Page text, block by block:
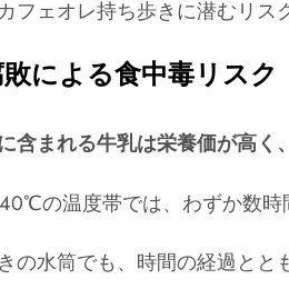
フェオレ持ち歩きに潜むリス
による食中毒リスク
含まれる牛乳は栄養価が高く
の温度帯では、わずか数時
の水筒でも、時間の経過と